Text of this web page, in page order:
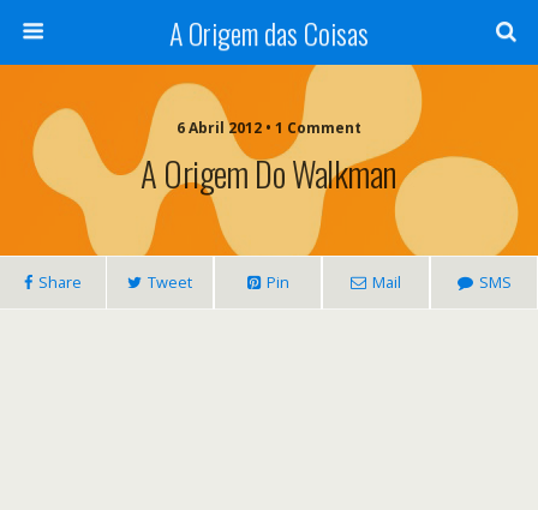
A Origem das Coisas
6 Abril 2012 • 1 Comment
A Origem Do Walkman
Share Tweet Pin Mail SMS